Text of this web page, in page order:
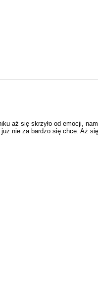
aż się skrzyło od emocji,
nie za bardzo się chce. Aż